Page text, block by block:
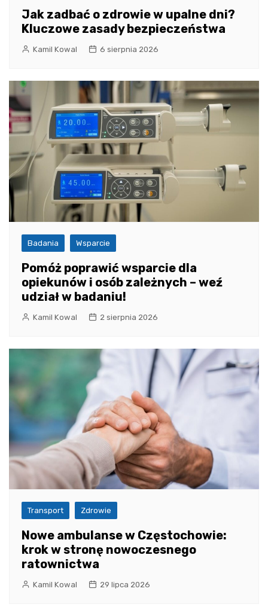
Jak zadbać o zdrowie w upalne dni?
Kluczowe zasady bezpieczeństwa
Kamil Kowal 6 sierpnia 2026
Badania Wsparcie
Pomóż poprawić wsparcie dla
opiekunów i osób zależnych – weź
udział w badaniu!
Kamil Kowal 2 sierpnia 2026
Transport Zdrowie
Nowe ambulanse w Częstochowie:
krok w stronę nowoczesnego
ratownictwa
Kamil Kowal 29 lipca 2026